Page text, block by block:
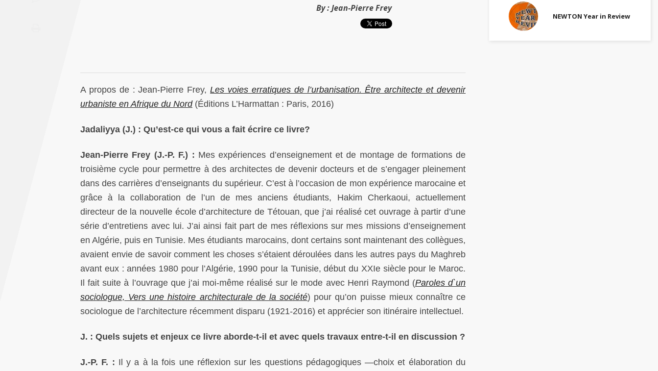
By :Jean-Pierre Frey
A propos de : Jean-Pierre Frey,Les voies erratiques de l’urbanisation. Être architecte et devenir
urbaniste en Afrique du Nord(Éditions L’Harmattan : Paris, 2016)
Jadaliyya (J.) : Qu’est-ce qui vous a fait écrire ce livre?
Jean-Pierre Frey (J.-P. F.) : Mes expériences d’enseignement et de montage de formations de
troisième cycle pour permettre à des architectes de devenir docteurs et de s’engager pleinement
dans des carrières d’enseignants du supérieur. C’est à l’occasion de mon expérience marocaine et
grâce à la collaboration de l’un de mes anciens étudiants, Hakim Cherkaoui, actuellement
directeur de la nouvelle école d’architecture de Tétouan, que j’ai réalisé cet ouvrage à partir d’une
série d’entretiens avec lui. J’ai ainsi fait part de mes réflexions sur mes missions d’enseignement
en Algérie, puis en Tunisie. Mes étudiants marocains, dont certains sont maintenant des collègues,
avaient envie de savoir comment les choses s’étaient déroulées dans les autres pays du Maghreb
avant eux : années 1980 pour l’Algérie, 1990 pour la Tunisie, début du XXIe siècle pour le Maroc.
Il fait suite à l’ouvrage que j’ai moi-même réalisé sur le mode avec Henri Raymond (Paroles d`un
sociologue, Vers une histoire architecturale de la société) pour qu’on puisse mieux connaître ce
sociologue de l’architecture récemment disparu (1921-2016) et apprécier son itinéraire intellectuel.
J. : Quels sujets et enjeux ce livre aborde-t-il et avec quels travaux entre-t-il en discussion ?
J.-P. F. : Il y a à la fois une réflexion sur les questions pédagogiques —choix et élaboration du
NEWTON Year in Review